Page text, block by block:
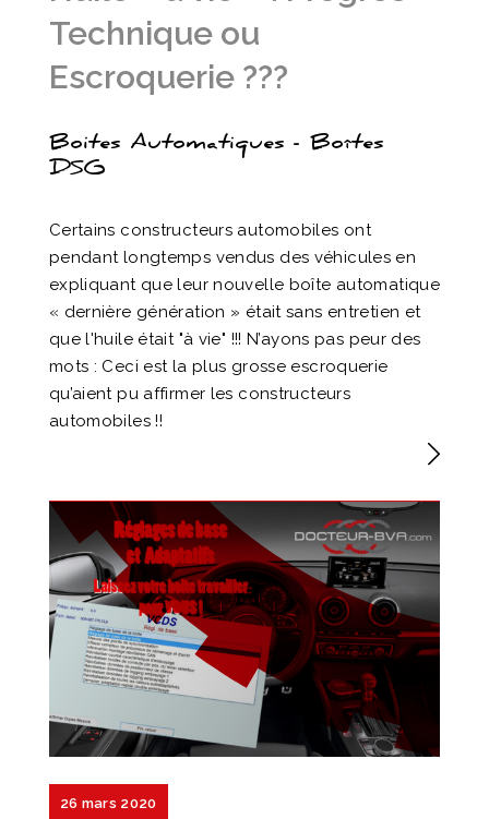
Technique ou
Escroquerie ???
Boites Automatiques - Boîtes
DSG
Certains constructeurs automobiles ont
pendant longtemps vendus des véhicules en
expliquant que leur nouvelle boîte automatique
« dernière génération » était sans entretien et
que l'huile était "à vie" !!! N’ayons pas peur des
mots : Ceci est la plus grosse escroquerie
qu’aient pu affirmer les constructeurs
automobiles !!
26 mars 2020